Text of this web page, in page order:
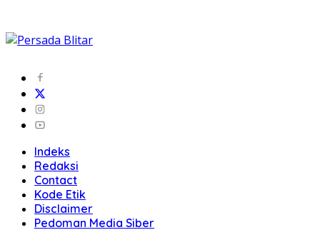
Indeks
Redaksi
Contact
Kode Etik
Disclaimer
Pedoman Media Siber